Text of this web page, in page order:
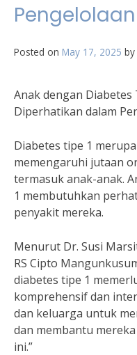
Posted on May 17, 2025 by
Anak dengan Diabetes
Diperhatikan dalam
Diabetes tipe 1
memengaruhi jutaan
termasuk anak-anak.
1 membutuhkan
penyakit mereka.
Menurut Dr. Susi
RS Cipto
diabetes tipe 1
komprehensif dan
dan keluarga untuk
dan membantu
ini.”